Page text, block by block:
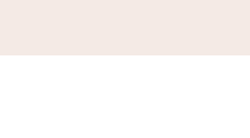
ご自身へのご褒美にも、リ